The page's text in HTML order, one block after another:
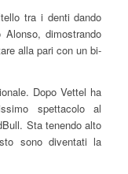
tra i denti dando
dimostrando
alla pari con un bi-
Dopo Vettel ha
spettacolo al
Sta tenendo alto
sono diventati la